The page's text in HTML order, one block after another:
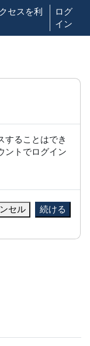
セスを利
ログ
イン
することはでき
ントでログイン
セル 続ける